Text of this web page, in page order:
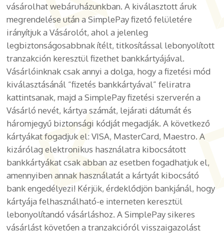
vásárolhat webáruházunkban. A kiválasztott áruk
megrendelése után a SimplePay fizető felületére
irányítjuk a Vásárolót, ahol a jelenleg
legbiztonságosabbnak ítélt, titkosítással lebonyolított
tranzakción keresztül fizethet bankkártyájával.
Vásárlóinknak csak annyi a dolga, hogy a fizetési mód
kiválasztásánál “fizetés bankkártyával” feliratra
kattintsanak, majd a SimplePay fizetési szerverén a
Vásárló nevét, kártya számát, lejárati dátumát és
háromjegyű biztonsági kódját megadják. A következő
kártyákat fogadjuk el: VISA, MasterCard, Maestro. A
kizárólag elektronikus használatra kibocsátott
bankkártyákat csak abban az esetben fogadhatjuk el,
amennyiben annak használatát a kártyát kibocsátó
bank engedélyezi! Kérjük, érdeklődjön bankjánál, hogy
kártyája felhasználható-e interneten keresztül
lebonyolítandó vásárláshoz. A SimplePay sikeres
vásárlást követően a tranzakcióról visszaigazolást